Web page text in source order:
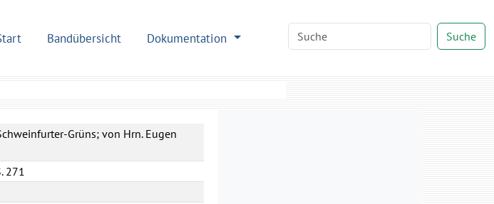
Bandübersicht Dokumentation Suche
Grüns; von Hrn. Eugen
271